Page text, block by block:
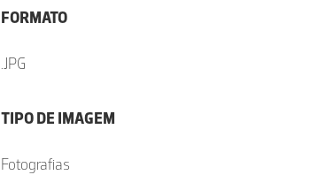
FORMATO
.JPG
TIPO DE IMAGEM
Fotografias